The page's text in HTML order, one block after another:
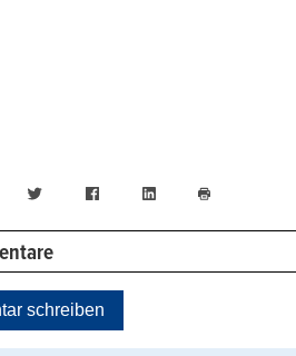
Twitter FacebookLinkedIn
drucken
schreiben